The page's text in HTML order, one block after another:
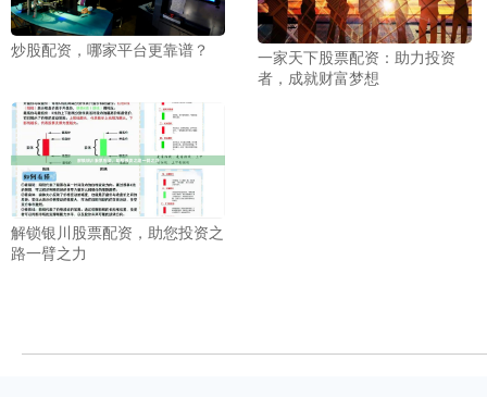
炒股配资，哪家平台更靠谱？
一家天下股票配资：助力投资
者，成就财富梦想
解锁银川股票配资，助您投资之
路一臂之力